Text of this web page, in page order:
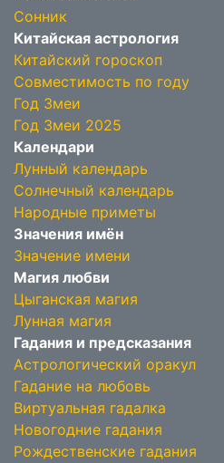
Сонник
Китайская астрология
Китайский гороскоп
Совместимость по году
Год Змеи
Год Змеи 2025
Календари
Лунный календарь
Солнечный календарь
Народные приметы
Значения имён
Значение имени
Магия любви
Цыганская магия
Лунная магия
Гадания и предсказания
Астрологический оракул
Гадание на любовь
Виртуальная гадалка
Новогодние гадания
Рождественские гадания